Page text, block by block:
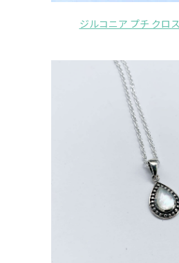
ジルコニア プチ クロ